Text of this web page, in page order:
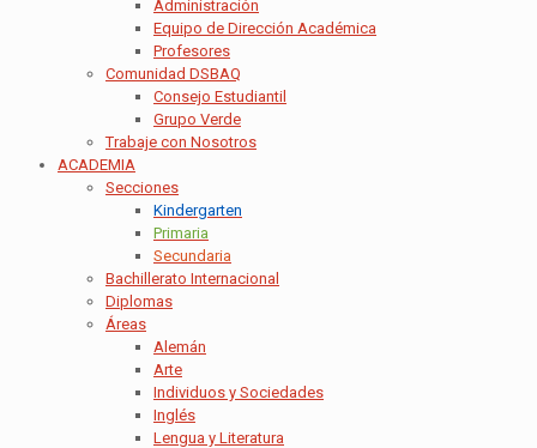
Administración
Equipo de Dirección Académica
Profesores
Comunidad DSBAQ
Consejo Estudiantil
Grupo Verde
Trabaje con Nosotros
ACADEMIA
Secciones
Kindergarten
Primaria
Secundaria
Bachillerato Internacional
Diplomas
Áreas
Alemán
Arte
Individuos y Sociedades
Inglés
Lengua y Literatura